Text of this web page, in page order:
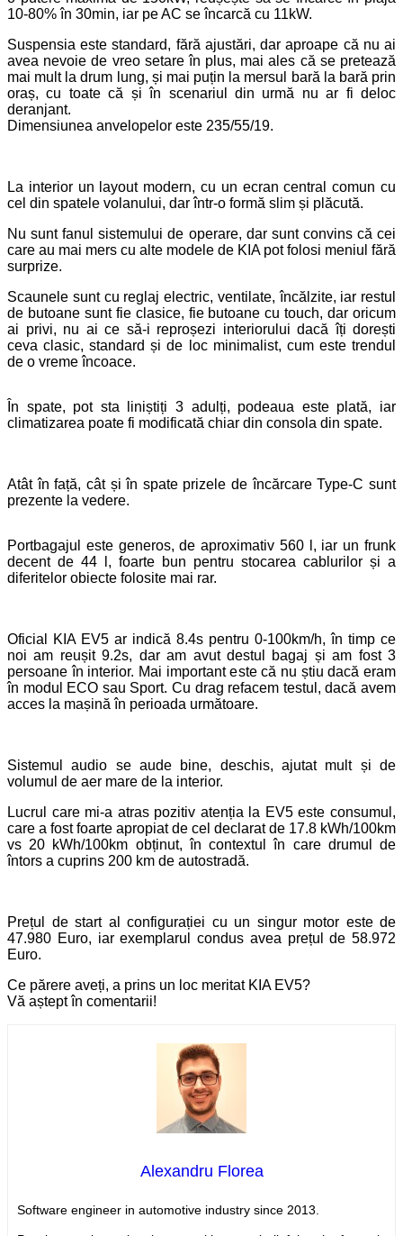
10-80% în 30min, iar pe AC se încarcă cu 11kW.
Suspensia este standard, fără ajustări, dar aproape că nu ai
avea nevoie de vreo setare în plus, mai ales că se pretează
mai mult la drum lung, și mai puțin la mersul bară la bară prin
oraș, cu toate că și în scenariul din urmă nu ar fi deloc
deranjant.
Dimensiunea anvelopelor este 235/55/19.
La interior un layout modern, cu un ecran central comun cu
cel din spatele volanului, dar într-o formă slim și plăcută.
Nu sunt fanul sistemului de operare, dar sunt convins că cei
care au mai mers cu alte modele de KIA pot folosi meniul fără
surprize.
Scaunele sunt cu reglaj electric, ventilate, încălzite, iar restul
de butoane sunt fie clasice, fie butoane cu touch, dar oricum
ai privi, nu ai ce să-i reproșezi interiorului dacă îți dorești
ceva clasic, standard și de loc minimalist, cum este trendul
de o vreme încoace.
În spate, pot sta liniștiți 3 adulți, podeaua este plată, iar
climatizarea poate fi modificată chiar din consola din spate.
Atât în față, cât și în spate prizele de încărcare Type-C sunt
prezente la vedere.
Portbagajul este generos, de aproximativ 560 l, iar un frunk
decent de 44 l, foarte bun pentru stocarea cablurilor și a
diferitelor obiecte folosite mai rar.
Oficial KIA EV5 ar indică 8.4s pentru 0-100km/h, în timp ce
noi am reușit 9.2s, dar am avut destul bagaj și am fost 3
persoane în interior. Mai important este că nu știu dacă eram
în modul ECO sau Sport. Cu drag refacem testul, dacă avem
acces la mașină în perioada următoare.
Sistemul audio se aude bine, deschis, ajutat mult și de
volumul de aer mare de la interior.
Lucrul care mi-a atras pozitiv atenția la EV5 este consumul,
care a fost foarte apropiat de cel declarat de 17.8 kWh/100km
vs 20 kWh/100km obținut, în contextul în care drumul de
întors a cuprins 200 km de autostradă.
Prețul de start al configurației cu un singur motor este de
47.980 Euro, iar exemplarul condus avea prețul de 58.972
Euro.
Ce părere aveți, a prins un loc meritat KIA EV5?
Vă aștept în comentarii!
Alexandru Florea
Software engineer in automotive industry since 2013.